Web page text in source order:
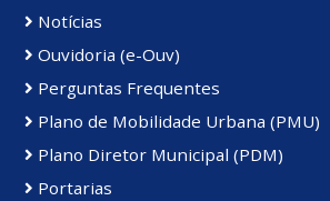
Notícias
Ouvidoria (e-Ouv)
Perguntas Frequentes
Plano de Mobilidade Urbana (PMU)
Plano Diretor Municipal (PDM)
Portarias